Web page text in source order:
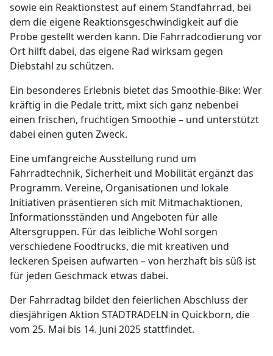
sowie ein Reaktionstest auf einem Standfahrrad, bei
dem die eigene Reaktionsgeschwindigkeit auf die
Probe gestellt werden kann. Die Fahrradcodierung vor
Ort hilft dabei, das eigene Rad wirksam gegen
Diebstahl zu schützen.
Ein besonderes Erlebnis bietet das Smoothie-Bike: Wer
kräftig in die Pedale tritt, mixt sich ganz nebenbei
einen frischen, fruchtigen Smoothie – und unterstützt
dabei einen guten Zweck.
Eine umfangreiche Ausstellung rund um
Fahrradtechnik, Sicherheit und Mobilität ergänzt das
Programm. Vereine, Organisationen und lokale
Initiativen präsentieren sich mit Mitmachaktionen,
Informationsständen und Angeboten für alle
Altersgruppen. Für das leibliche Wohl sorgen
verschiedene Foodtrucks, die mit kreativen und
leckeren Speisen aufwarten – von herzhaft bis süß ist
für jeden Geschmack etwas dabei.
Der Fahrradtag bildet den feierlichen Abschluss der
diesjährigen Aktion STADTRADELN in Quickborn, die
vom 25. Mai bis 14. Juni 2025 stattfindet.